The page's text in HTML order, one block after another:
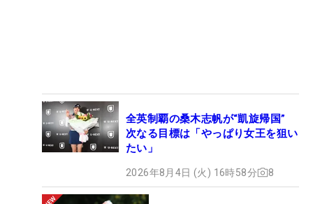
全英制覇の桑木志帆が“凱旋帰国”
次なる目標は「やっぱり女王を狙い
たい」
2026年8月4日 (火) 16時58分 8